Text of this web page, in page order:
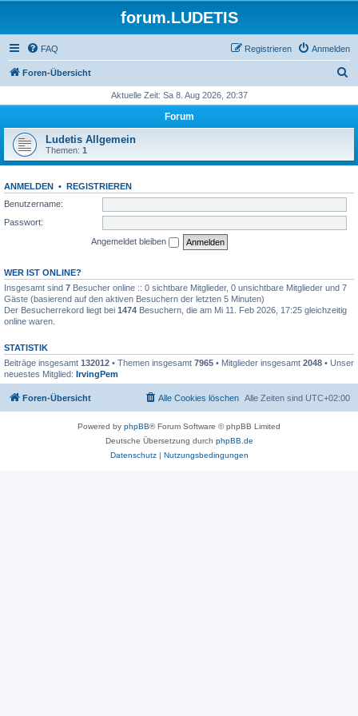
forum.LUDETIS
FAQ Anmelden
Registrieren
Foren-Übersicht
h
Aktuelle Zeit: Sa 8. Aug 2026, 20:37
Forum
Ludetis Allgemein
Themen: 1
ANMELDEN • REGISTRIEREN
Benutzername:
Passwort:
Angemeldet bleiben
WER IST ONLINE?
Insgesamt sind 7 Besucher online :: 0 sichtbare Mitglieder, 0 unsichtbare Mitglieder und 7
Gäste (basierend auf den aktiven Besuchern der letzten 5 Minuten)
Der Besucherrekord liegt bei 1474 Besuchern, die am Mi 11. Feb 2026, 17:25 gleichzeitig
online waren.
STATISTIK
Beiträge insgesamt 132012 • Themen insgesamt 7965 • Mitglieder insgesamt 2048 • Unser
neuestes Mitglied: IrvingPem
Foren-Übersicht Alle Zeiten sind UTC+02:00
Alle Cookies löschen
Powered by phpBB® Forum Software © phpBB Limited
Deutsche Übersetzung durch phpBB.de
Datenschutz| Nutzungsbedingungen